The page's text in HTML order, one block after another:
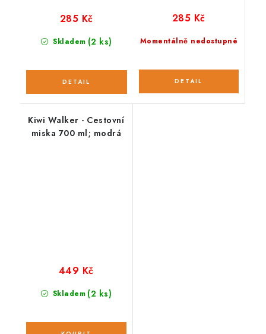
Skladem (2 ks)
285 Kč
Momentálně nedostupné
285 Kč
Kiwi Walker - Cestovní
miska 700 ml; modrá
Skladem (2 ks)
449 Kč